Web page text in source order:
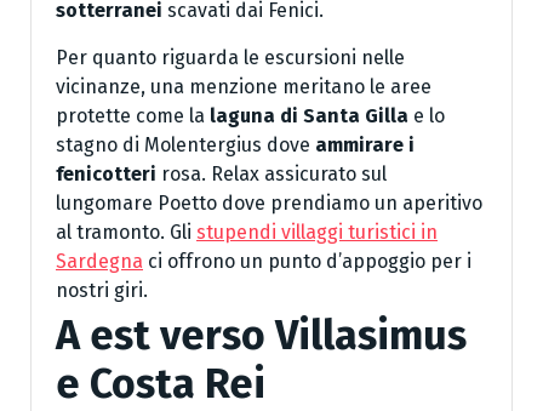
sotterranei scavati dai Fenici.
Per quanto riguarda le escursioni nelle
vicinanze, una menzione meritano le aree
protette come la laguna di Santa Gilla e lo
stagno di Molentergius dove ammirare i
fenicotteri rosa. Relax assicurato sul
lungomare Poetto dove prendiamo un aperitivo
al tramonto. Gli stupendi villaggi turistici in
Sardegna ci offrono un punto d’appoggio per i
nostri giri.
A est verso Villasimus
e Costa Rei